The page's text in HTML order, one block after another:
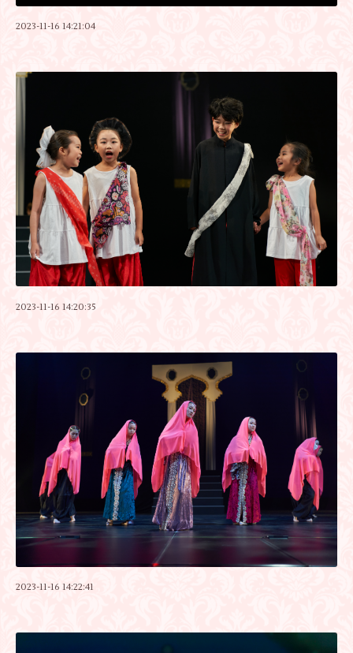
2023-11-16 14:21:04
2023-11-16 14:20:35
2023-11-16 14:22:41